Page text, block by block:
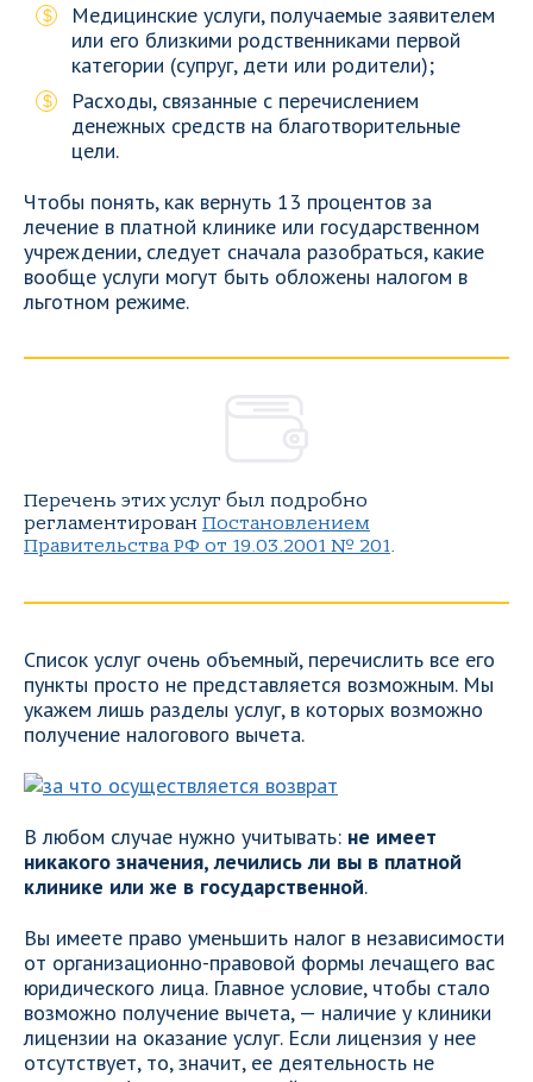
Медицинские услуги, получаемые заявителем
или его близкими родственниками первой
категории (супруг, дети или родители);
Расходы, связанные с перечислением
денежных средств на благотворительные
цели.
Чтобы понять, как вернуть 13 процентов за
лечение в платной клинике или государственном
учреждении, следует сначала разобраться, какие
вообще услуги могут быть обложены налогом в
льготном режиме.
Перечень этих услуг был подробно
регламентирован Постановлением
Правительства РФ от 19.03.2001 № 201.
Список услуг очень объемный, перечислить все его
пункты просто не представляется возможным. Мы
укажем лишь разделы услуг, в которых возможно
получение налогового вычета.
В любом случае нужно учитывать: не имеет
никакого значения, лечились ли вы в платной
клинике или же в государственной.
Вы имеете право уменьшить налог в независимости
от организационно-правовой формы лечащего вас
юридического лица. Главное условие, чтобы стало
возможно получение вычета, — наличие у клиники
лицензии на оказание услуг. Если лицензия у нее
отсутствует, то, значит, ее деятельность не